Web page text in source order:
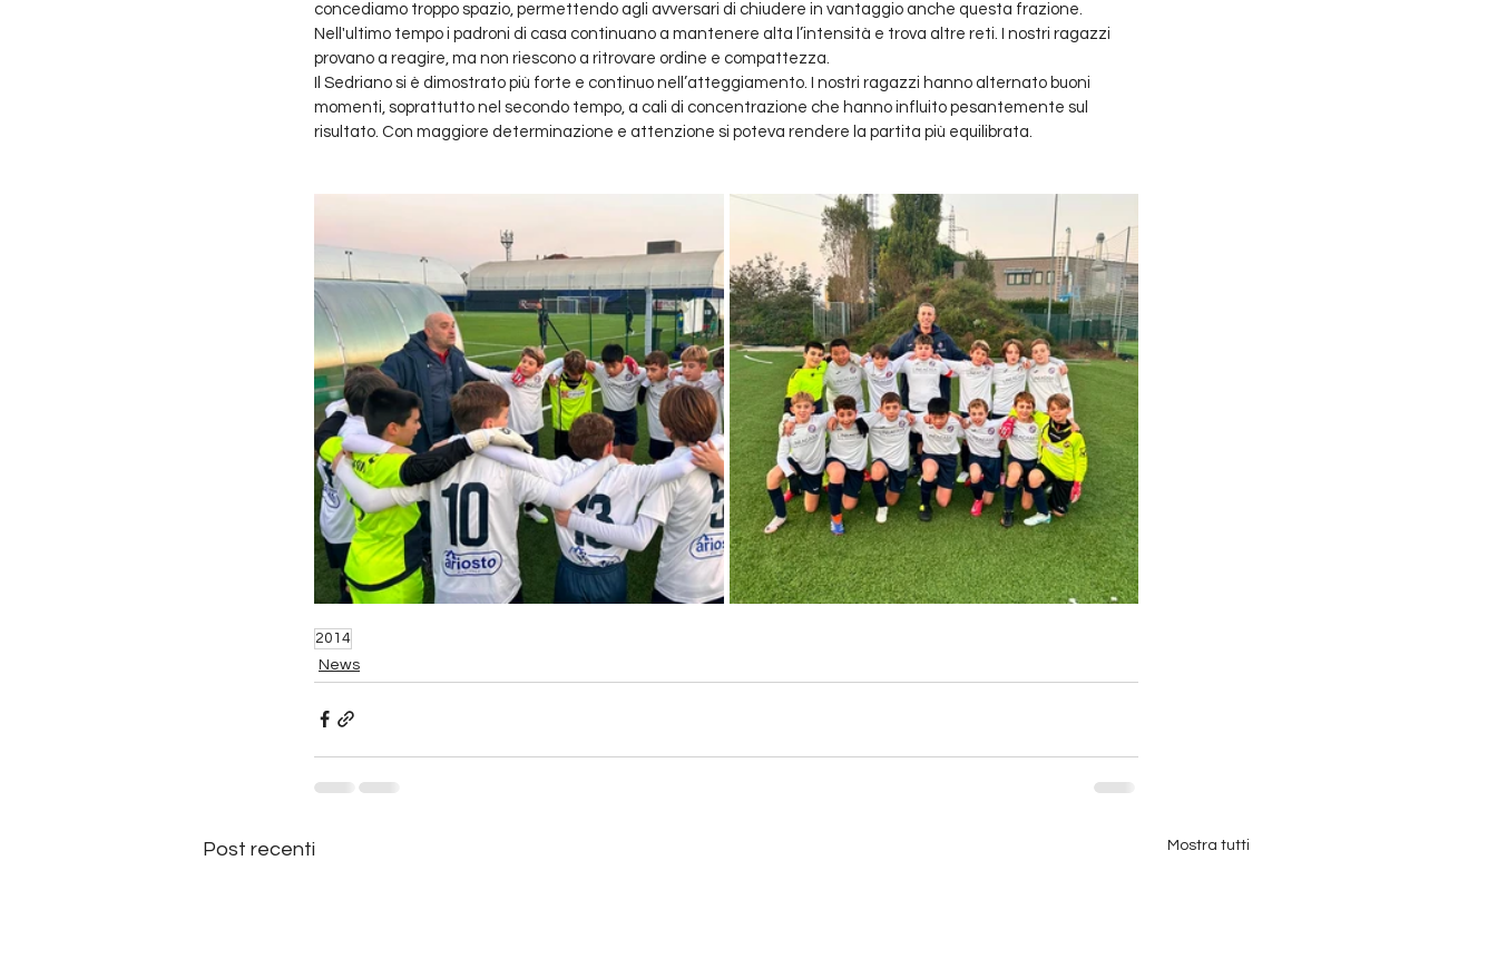
concediamo troppo spazio, permettendo agli avversari di chiudere in vantaggio anche questa frazione.
Nell'ultimo tempo i padroni di casa continuano a mantenere alta l’intensità e trova altre reti. I nostri ragazzi
provano a reagire, ma non riescono a ritrovare ordine e compattezza.
Il Sedriano si è dimostrato più forte e continuo nell’atteggiamento. I nostri ragazzi hanno alternato buoni
momenti, soprattutto nel secondo tempo, a cali di concentrazione che hanno influito pesantemente sul
risultato. Con maggiore determinazione e attenzione si poteva rendere la partita più equilibrata.
2014
News
Post recenti Mostra tutti